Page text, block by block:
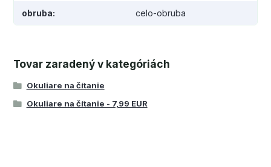
obruba celo-obruba
Tovar zaradený v kategóriách
Okuliare na čítanie
Okuliare na čítanie - 7,99 EUR